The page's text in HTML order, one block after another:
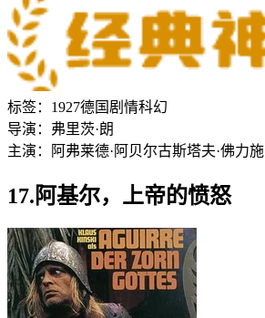
标签： 1927德国 剧情科幻
导演： 弗里茨·朗
主演：
阿弗莱德·阿贝尔古斯塔夫·佛力施
17.阿基尔，上帝的愤怒